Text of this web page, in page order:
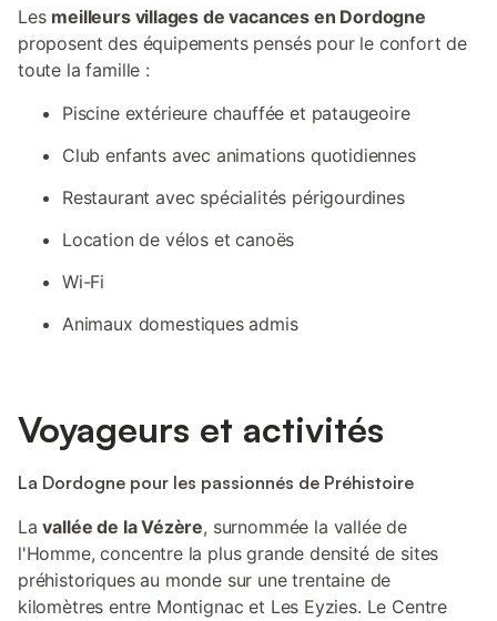
Les meilleurs villages de vacances en Dordogne
proposent des équipements pensés pour le confort de
toute la famille :
Piscine extérieure chauffée et pataugeoire
Club enfants avec animations quotidiennes
Restaurant avec spécialités périgourdines
Location de vélos et canoës
Wi-Fi
Animaux domestiques admis
Voyageurs et activités
La Dordogne pour les passionnés de Préhistoire
Lavallée de la Vézère, surnommée la vallée de
l'Homme, concentre la plus grande densité de sites
préhistoriques au monde sur une trentaine de
kilomètres entre Montignac et Les Eyzies. Le Centre